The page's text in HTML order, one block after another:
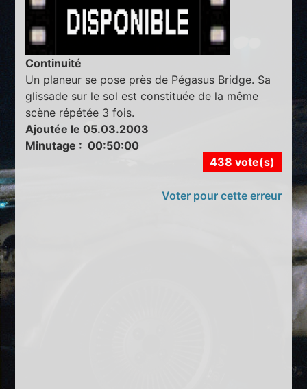
Continuité
Un planeur se pose près de Pégasus Bridge. Sa
glissade sur le sol est constituée de la même
scène répétée 3 fois.
Ajoutée le 05.03.2003
Minutage : 00:50:00
438 vote(s)
Voter pour cette erreur